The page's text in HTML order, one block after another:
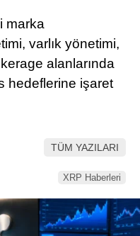
LinkedIn
Telegram
marka
varlık yönetimi,
alanlarında
hedeflerine işaret
TÜM YAZILARI
XRP Haberleri